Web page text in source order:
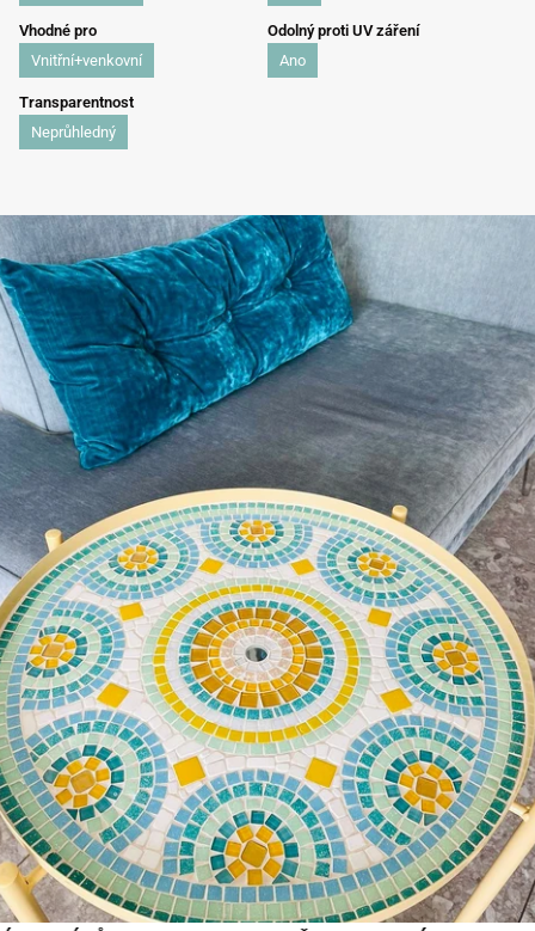
Vhodné pro
Vnitřní+venkovní
Odolný proti UV záření
Ano
Transparentnost
Neprůhledný